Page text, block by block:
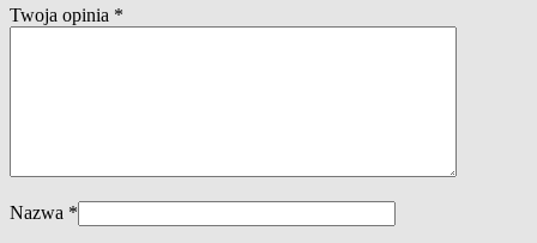
Twoja opinia *
Nazwa *